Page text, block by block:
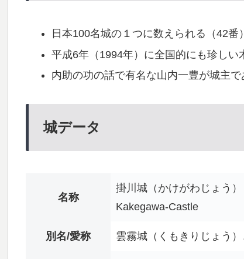
日本100名城の１つに数えられる（42番）
平成6年（1994年）に全国的にも珍しい
内助の功の話で有名な山内一豊が城主で
城データ
名称
掛川城（かけがわじょう）
Kakegawa-Castle
別名/愛称 雲霧城（くもきりじょう